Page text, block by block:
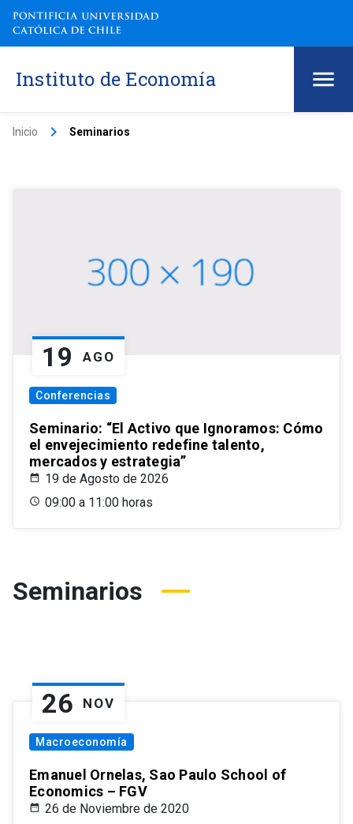
Instituto de Economía
Inicio keyboard_arrow_right Seminarios
19 AGO
Conferencias
Seminario: “El Activo que Ignoramos: Cómo
el envejecimiento redefine talento,
mercados y estrategia”
19 de Agosto de 2026
09:00 a 11:00 horas
Seminarios
26 NOV
Macroeconomía
Emanuel Ornelas, Sao Paulo School of
Economics – FGV
26 de Noviembre de 2020